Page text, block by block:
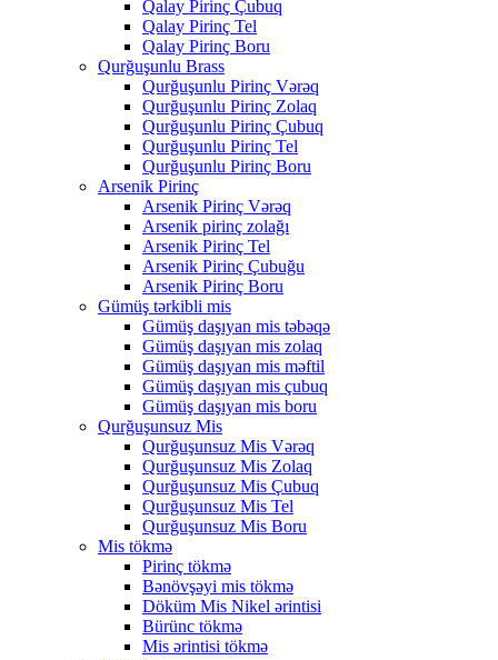
Qalay Pirinç Çubuq
Qalay Pirinç Tel
Qalay Pirinç Boru
Qurğuşunlu Brass
Qurğuşunlu Pirinç Vərəq
Qurğuşunlu Pirinç Zolaq
Qurğuşunlu Pirinç Çubuq
Qurğuşunlu Pirinç Tel
Qurğuşunlu Pirinç Boru
Arsenik Pirinç
Arsenik Pirinç Vərəq
Arsenik pirinç zolağı
Arsenik Pirinç Tel
Arsenik Pirinç Çubuğu
Arsenik Pirinç Boru
Gümüş tərkibli mis
Gümüş daşıyan mis təbəqə
Gümüş daşıyan mis zolaq
Gümüş daşıyan mis məftil
Gümüş daşıyan mis çubuq
Gümüş daşıyan mis boru
Qurğuşunsuz Mis
Qurğuşunsuz Mis Vərəq
Qurğuşunsuz Mis Zolaq
Qurğuşunsuz Mis Çubuq
Qurğuşunsuz Mis Tel
Qurğuşunsuz Mis Boru
Mis tökmə
Pirinç tökmə
Bənövşəyi mis tökmə
Döküm Mis Nikel ərintisi
Bürünc tökmə
Mis ərintisi tökmə